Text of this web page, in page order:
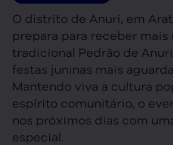
O distrito de Anuri, em
prepara para receber mais
tradicional Pedrão de
festas juninas mais
Mantendo viva a cultura
espírito comunitário, o
nos próximos dias com
especial.